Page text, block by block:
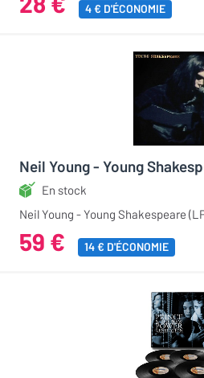
4 € D'ÉCONOMIE
Neil Young - Young
En stock
Neil Young - Young Shakespeare
59 € 14 € D'ÉCONOMIE